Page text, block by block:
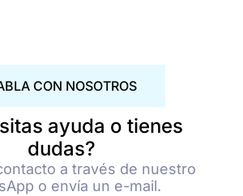
CON NOSOTROS
ayuda o tienes
dudas?
a través de nuestro
o envía un e-mail.